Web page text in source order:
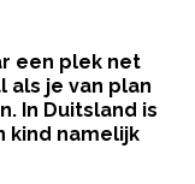
een plek net
als je van plan
In Duitsland is
kind namelijk